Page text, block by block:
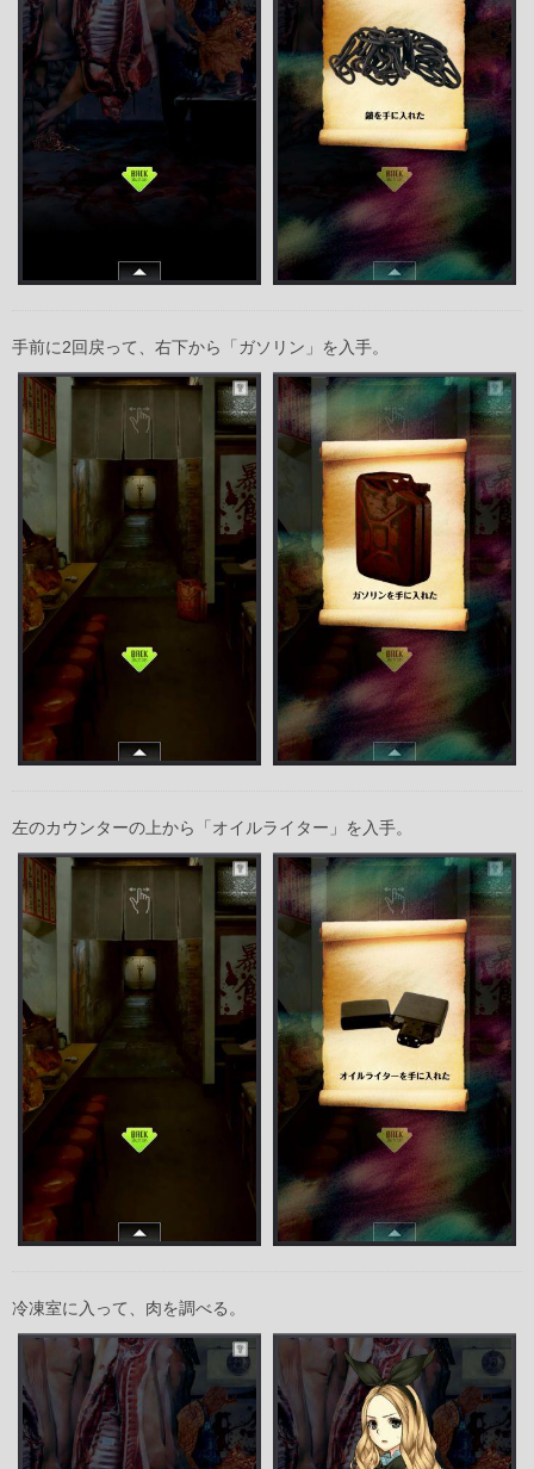
手前に2回戻って、右下から「ガソリン」を入手。
左のカウンターの上から「オイルライター」を入手。
冷凍室に入って、肉を調べる。